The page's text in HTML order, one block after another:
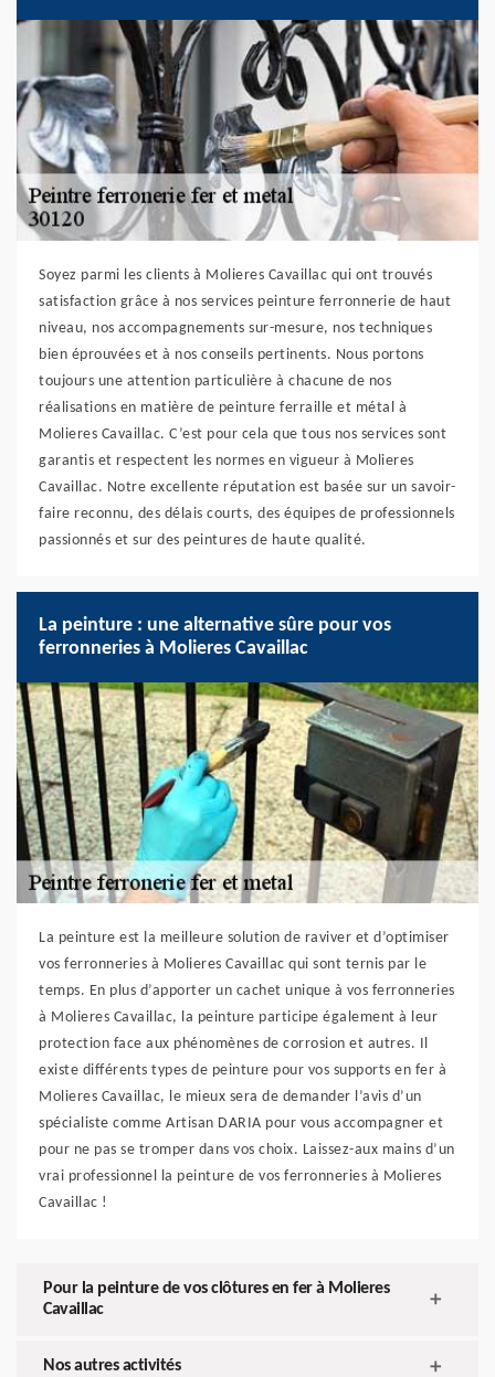
Soyez parmi les clients à Molieres Cavaillac qui ont trouvés
satisfaction grâce à nos services peinture ferronnerie de haut
niveau, nos accompagnements sur-mesure, nos techniques
bien éprouvées et à nos conseils pertinents. Nous portons
toujours une attention particulière à chacune de nos
réalisations en matière de peinture ferraille et métal à
Molieres Cavaillac. C’est pour cela que tous nos services sont
garantis et respectent les normes en vigueur à Molieres
Cavaillac. Notre excellente réputation est basée sur un savoir-
faire reconnu, des délais courts, des équipes de professionnels
passionnés et sur des peintures de haute qualité.
La peinture : une alternative sûre pour vos
ferronneries à Molieres Cavaillac
La peinture est la meilleure solution de raviver et d’optimiser
vos ferronneries à Molieres Cavaillac qui sont ternis par le
temps. En plus d’apporter un cachet unique à vos ferronneries
à Molieres Cavaillac, la peinture participe également à leur
protection face aux phénomènes de corrosion et autres. Il
existe différents types de peinture pour vos supports en fer à
Molieres Cavaillac, le mieux sera de demander l’avis d’un
spécialiste comme Artisan DARIA pour vous accompagner et
pour ne pas se tromper dans vos choix. Laissez-aux mains d’un
vrai professionnel la peinture de vos ferronneries à Molieres
Cavaillac !
Pour la peinture de vos clôtures en fer à Molieres
Cavaillac
Nos autres activités